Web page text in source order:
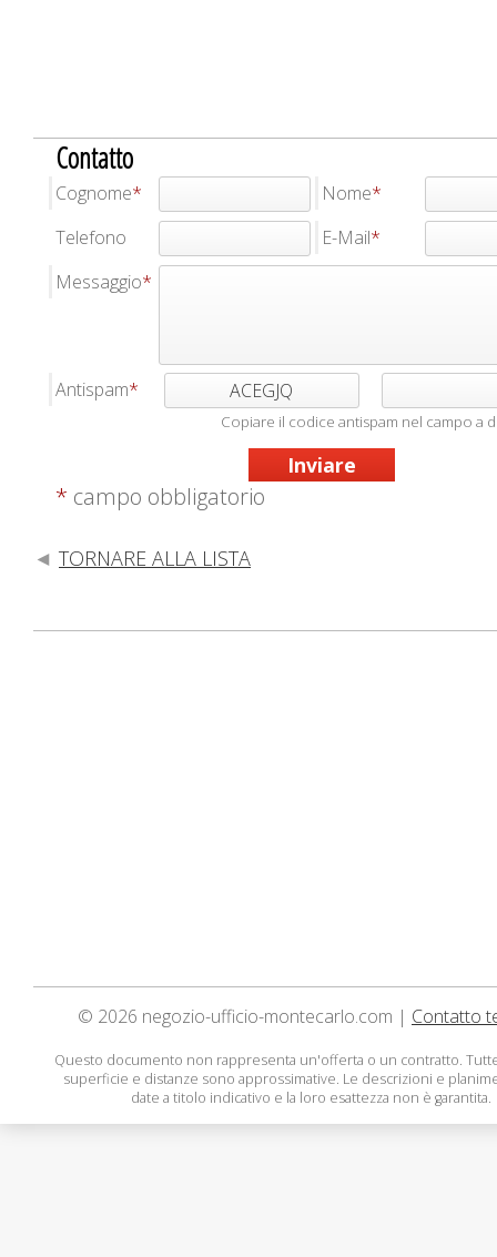
Contatto
Cognome
Nome
Telefono
E-Mail
Messaggio
Antispam ACEGJQ
Copiare il codice antispam nel campo a
* campo obbligatorio
TORNARE ALLA LISTA
© 2026 negozio-ufficio-montecarlo.com | Contatto
Questo documento non rappresenta un'offerta o un contratto.
superficie e distanze sono approssimative. Le descrizioni e
date a titolo indicativo e la loro esattezza non è garantita.